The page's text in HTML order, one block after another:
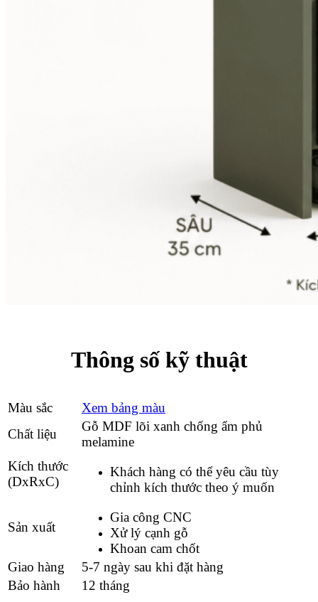
Thông số kỹ thuật
Màu sắc
Xem bảng màu
Chất liệu
Gỗ MDF lõi xanh chống ẩm phủ
melamine
Kích thước
(DxRxC)
Khách hàng có thể yêu cầu tùy
chỉnh kích thước theo ý muốn
Sản xuất
Gia công CNC
Xử lý cạnh gỗ
Khoan cam chốt
Giao hàng
5-7 ngày sau khi đặt hàng
Bảo hành
12 tháng